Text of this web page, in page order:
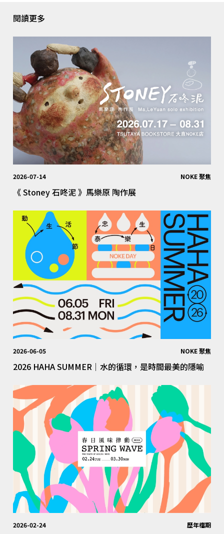
閱讀更多
2026-07-14 NOKE 聚焦
《 Stoney 石咚泥 》馬樂原 陶作展
2026-06-05 NOKE 聚焦
2026 HAHA SUMMER｜水的循環，是時間最美的隱喻
2026-02-24 歷年檔期